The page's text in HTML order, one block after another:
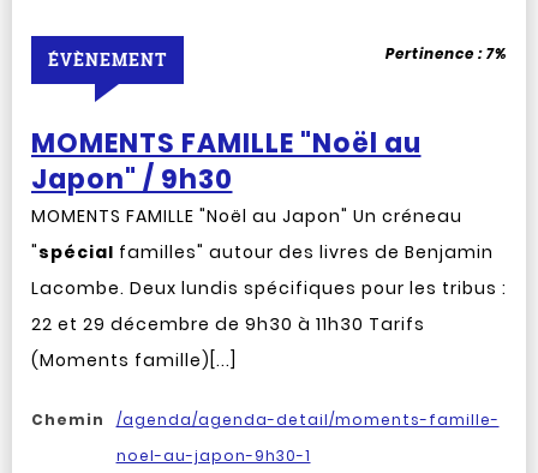
MOMENTS FAMILLE "Noël au
Japon" / 9h30
ÉVÈNEMENT Pertinence :7%
MOMENTS FAMILLE "Noël au Japon" Un créneau
"spécial familles" autour des livres de Benjamin
Lacombe. Deux lundis spécifiques pour les tribus :
22 et 29 décembre de 9h30 à 11h30 Tarifs
(Moments famille)[...]
Chemin
/agenda/agenda-detail/moments-famille-
noel-au-japon-9h30-1